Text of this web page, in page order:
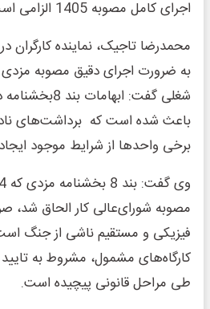
اجرای کامل مصوبه 1405 الزامی است.
محمدرضا تاجیک، نماینده کارگران
به ضرورت اجرای دقیق مصوبه
باعث شده است که برداشت‌های
برخی واحدها از شرایط موجود
مصوبه شورای‌عالی کار الحاق شد،
فیزیکی و مستقیم ناشی از جنگ
کارگاه‌های مشمول، مشروط به
طی مراحل قانونی پیچیده است.